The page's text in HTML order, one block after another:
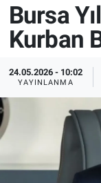
Bursa
Kurban
24.05.2026 - 10:02
YAYINLANMA
Tüm
İletişim
Künye
Süper Lig
Tüm
Son
Haber